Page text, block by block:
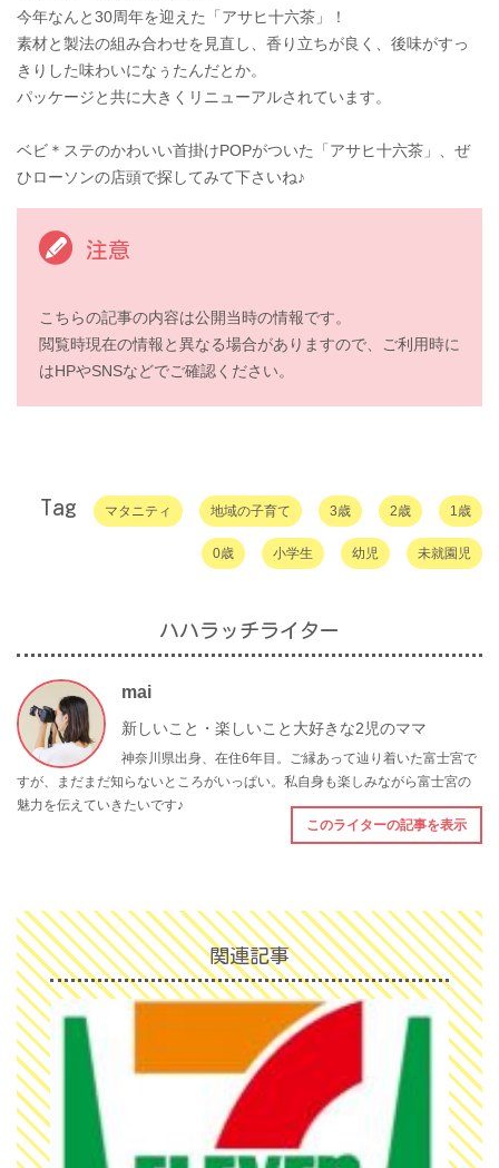
今年なんと30周年を迎えた「アサヒ十六茶」！
素材と製法の組み合わせを見直し、香り立ちが良く、後味がすっ
きりした味わいになぅたんだとか。
パッケージと共に大きくリニューアルされています。
ベビ＊ステのかわいい首掛けPOPがついた「アサヒ十六茶」、ぜ
ひローソンの店頭で探してみて下さいね♪
注意
こちらの記事の内容は公開当時の情報です。
閲覧時現在の情報と異なる場合がありますので、ご利用時に
はHPやSNSなどでご確認ください。
Tag マタニティ 地域の子育て 3歳 2歳 1歳
0歳 小学生 幼児 未就園児
ハハラッチライター
mai
新しいこと・楽しいこと大好きな2児のママ
神奈川県出身、在住6年目。ご縁あって辿り着いた富士宮で
すが、まだまだ知らないところがいっぱい。私自身も楽しみながら富士宮の
魅力を伝えていきたいです♪
このライターの記事を表示
関連記事